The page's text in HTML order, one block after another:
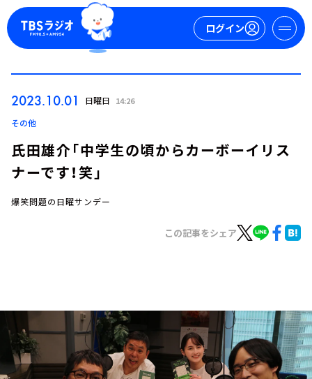
ログイン
お知らせ
イベント・グッズ
YouTube
会社情報
2023.10.01 日曜日 14:26
その他
氏田雄介「中学生の頃からカーボーイリス
ナーです！笑」
爆笑問題の日曜サンデー
この記事をシェア